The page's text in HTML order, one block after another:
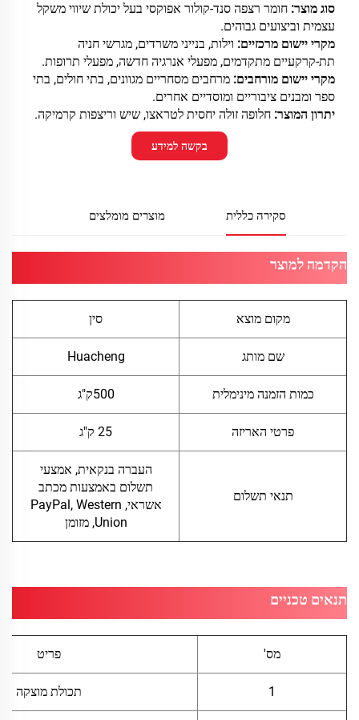
סוג מוצר: חומר רצפה סנד-קולור אפוקסי בעל יכולת שיווי משקל
עצמית וביצועים גבוהים.
מקרי יישום מרכזיים: וילות, בנייני משרדים, מגרשי חניה
תת-קרקעיים מתקדמים, מפעלי אנרגיה חדשה, מפעלי תרופות.
מקרי יישום מורחבים: מרחבים מסחריים מגוונים, בתי חולים, בתי
ספר ומבנים ציבוריים ומוסדיים אחרים.
יתרון המוצר: חלופה זולה יחסית לטראצו, שיש וריצפות קרמיקה.
בקשה למידע
סקירה כללית מוצרים מומלצים
הקדמה למוצר
מקום מוצא סין
שם מותג Huacheng
כמות הזמנה מינימלית 500ק"ג
פרטי האריזה 25 ק"ג
תנאי תשלום
העברה בנקאית, אמצעי
תשלום באמצעות מכתב
אשראי, PayPal, Western
Union, מזומן
תנאים טכניים
מס' פריט
1 תכולת מוצקה